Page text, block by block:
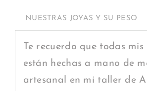
NUESTRAS JOYAS Y SU PESO
Te recuerdo que todas mis
están hechas a mano de
artesanal en mi taller de